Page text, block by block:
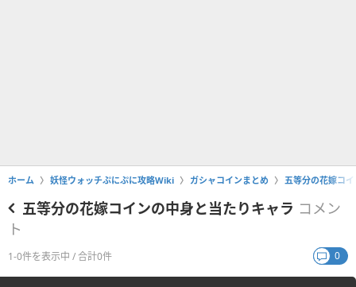
ホーム 妖怪ウォッチぷにぷに攻略Wiki ガシャコインまとめ 五等分の花嫁コ
五等分の花嫁コインの中身と当たりキャラ コメン
ト
1-0件を表示中 / 合計0件 0